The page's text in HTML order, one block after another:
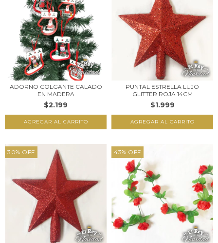
ADORNO COLGANTE CALADO
EN MADERA
$2.199
PUNTAL ESTRELLA LUJO
GLITTER ROJA 14CM
$1.999
30% OFF 43% OFF